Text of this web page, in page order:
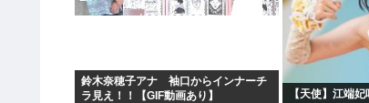
鈴木奈穂子アナ 袖口からインナーチ
ラ見え！！【GIF動画あり】
【天使】江端